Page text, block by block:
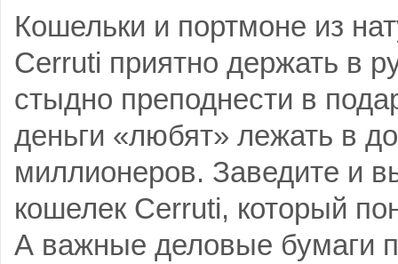
Кошельки и портмоне из
Cerruti приятно держать в
стыдно преподнести в
деньги «любят» лежать в
миллионеров. Заведите и
кошелек Cerruti, который
А важные деловые бумаги